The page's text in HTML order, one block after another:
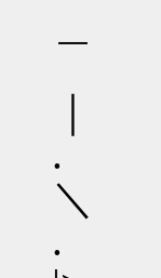
＿
＼
.